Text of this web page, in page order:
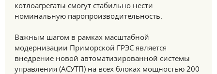
котлоагрегаты смогут стабильно нести
номинальную паропроизводительность.
Важным шагом в рамках масштабной
модернизации Приморской ГРЭС является
внедрение новой автоматизированной системы
управления (АСУТП) на всех блоках мощностью 200